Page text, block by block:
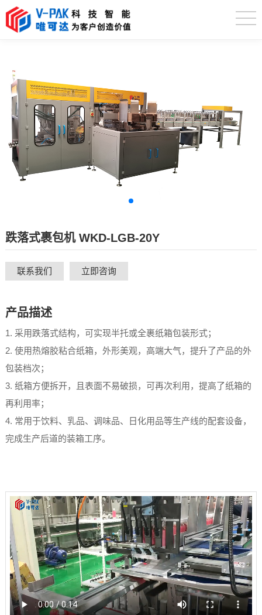
跌落式裹包机 WKD-LGB-20Y
联系我们 立即咨询
产品描述
1. 采用跌落式结构，可实现半托或全裹纸箱包装形式；
2. 使用热熔胶粘合纸箱，外形美观，高端大气，提升了产品的外
包装档次；
3. 纸箱方便拆开，且表面不易破损，可再次利用，提高了纸箱的
再利用率；
4. 常用于饮料、乳品、调味品、日化用品等生产线的配套设备，
完成生产后道的装箱工序。